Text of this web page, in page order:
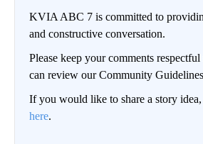
KVIA ABC 7 is committed to
and constructive conversation.
Please keep your comments
can review our Community
If you would like to share a story
here.